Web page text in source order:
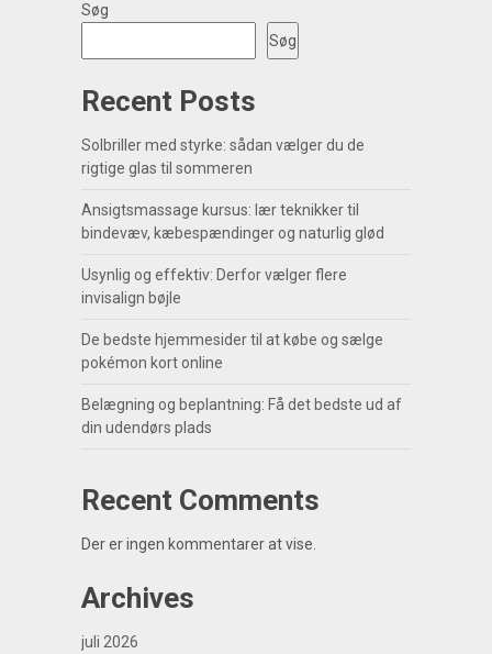
Søg
Søg
Recent Posts
Solbriller med styrke: sådan vælger du de
rigtige glas til sommeren
Ansigtsmassage kursus: lær teknikker til
bindevæv, kæbespændinger og naturlig glød
Usynlig og effektiv: Derfor vælger flere
invisalign bøjle
De bedste hjemmesider til at købe og sælge
pokémon kort online
Belægning og beplantning: Få det bedste ud af
din udendørs plads
Recent Comments
Der er ingen kommentarer at vise.
Archives
juli 2026